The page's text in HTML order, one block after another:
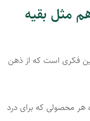
مثل بقیه
فکری است که از ذهن
هر محصولی که برای درد